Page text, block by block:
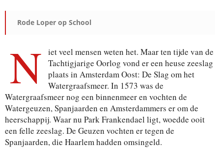
Rode Loper op School
N
iet veel mensen weten het. Maar ten tijde van de
Tachtigjarige Oorlog vond er een heuse zeeslag
plaats in Amsterdam Oost: De Slag om het
Watergraafsmeer. In 1573 was de
Watergraafsmeer nog een binnenmeer en vochten de
Watergeuzen, Spanjaarden en Amsterdammers er om de
heerschappij. Waar nu Park Frankendael ligt, woedde ooit
een felle zeeslag. De Geuzen vochten er tegen de
Spanjaarden, die Haarlem hadden omsingeld.